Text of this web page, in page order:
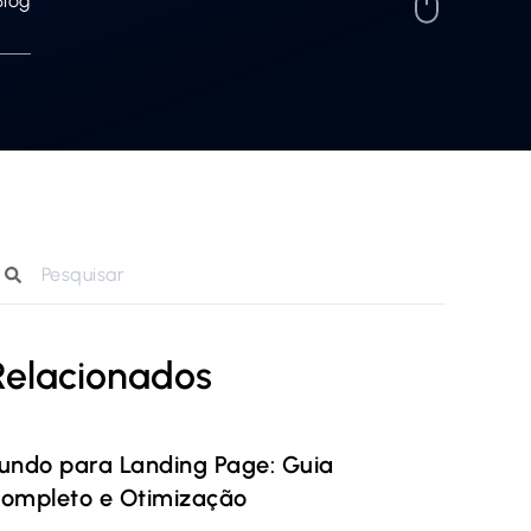
para Landing Page: Guia
e Otimização